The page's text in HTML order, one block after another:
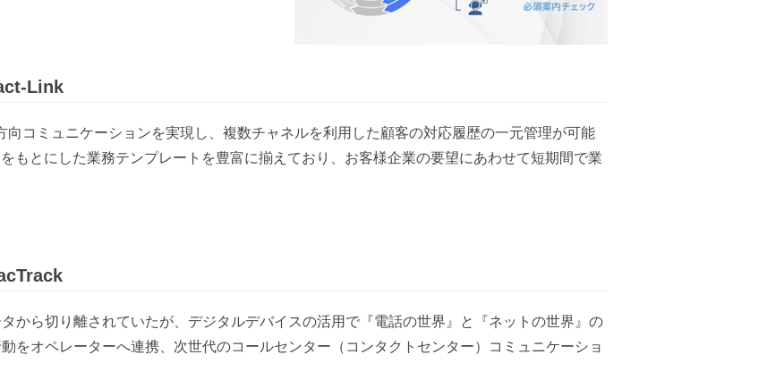
Link
コミュニケーションを実現し、複数チャネルを利用した顧客の対応履歴の一元管理が可能
もとにした業務テンプレートを豊富に揃えており、お客様企業の要望にあわせて短期間で業
から切り離されていたが、デジタルデバイスの活用で『電話の世界』と『ネットの世界』の
をオペレーターへ連携、次世代のコールセンター（コンタクトセンター）コミュニケーショ